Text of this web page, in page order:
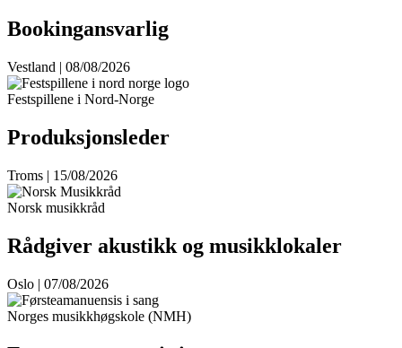
Bookingansvarlig
Vestland | 08/08/2026
Festspillene i Nord-Norge
Produksjonsleder
Troms | 15/08/2026
Norsk musikkråd
Rådgiver akustikk og musikklokaler
Oslo | 07/08/2026
Norges musikkhøgskole (NMH)